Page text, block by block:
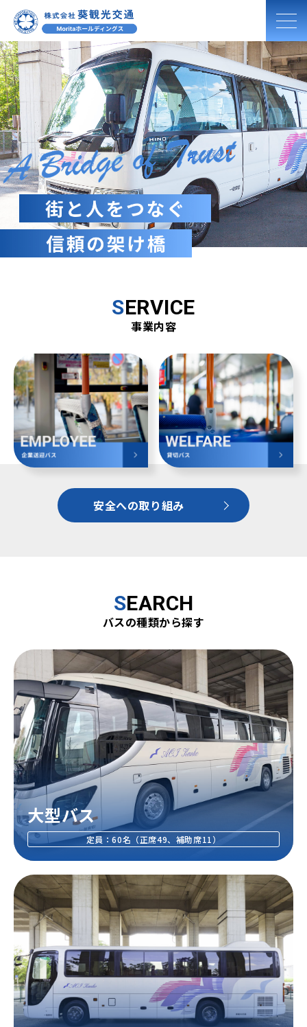
SERVICE
事業内容
安全への取り組み
SEARCH
バスの種類から探す
大型バス
定員：60名（正席49、補助席11）
送迎サービス
バスのご案内
ご利⽤案内
取り組み
会社紹介
048-852-3377
048-852-3210
営業 9：00〜18：00